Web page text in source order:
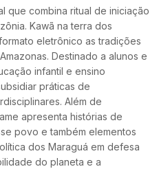
que combina ritual de iniciação
Kawã na terra dos
eletrônico as tradições
Destinado a alunos e
infantil e ensino
práticas de
Além de
apresenta histórias de
povo e também elementos
dos Maraguá em defesa
do planeta e a